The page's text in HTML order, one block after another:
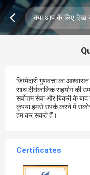
जिम्मेदारी गुणवत्ता का
साथ दीर्घकालिक सहयोग की
सर्वोत्तम सेवा और बिक्री के
कृपया हमसे संपर्क करने में
हम कर सकते हैं।
Certificates